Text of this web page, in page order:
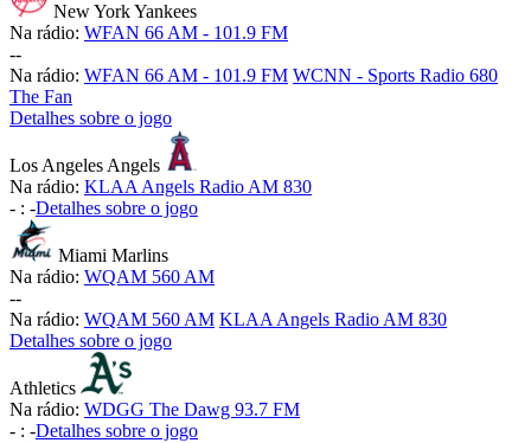
New York Yankees
Na rádio: WFAN 66 AM - 101.9 FM
--
Na rádio: WFAN 66 AM - 101.9 FM WCNN - Sports Radio 680
The Fan
Detalhes sobre o jogo
Los Angeles Angels
Na rádio: KLAA Angels Radio AM 830
- : -Detalhes sobre o jogo
Miami Marlins
Na rádio: WQAM 560 AM
--
Na rádio: WQAM 560 AM KLAA Angels Radio AM 830
Detalhes sobre o jogo
Athletics
Na rádio: WDGG The Dawg 93.7 FM
- : -Detalhes sobre o jogo